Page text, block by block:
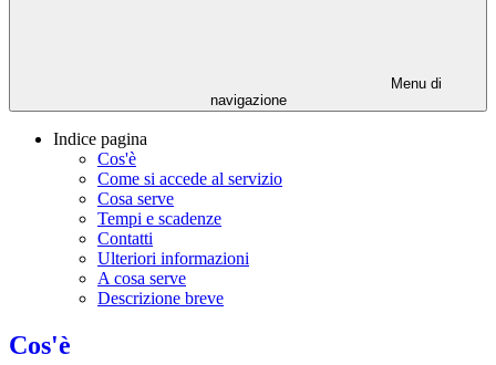
Menu di
navigazione
Indice pagina
Cos'è
Come si accede al servizio
Cosa serve
Tempi e scadenze
Contatti
Ulteriori informazioni
A cosa serve
Descrizione breve
Cos'è